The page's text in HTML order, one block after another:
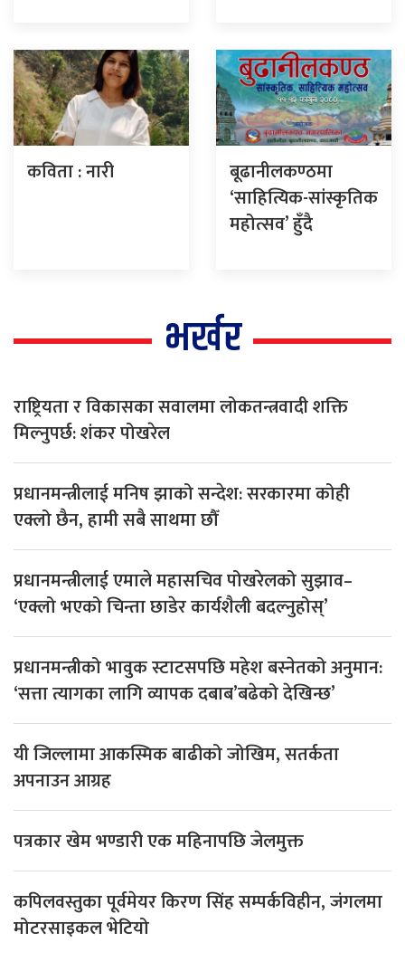
कविता : नारी
बूढानीलकण्ठमा
‘साहित्यिक-सांस्कृतिक
महोत्सव’ हुँदै
भर्खर
राष्ट्रियता र विकासका सवालमा लोकतन्त्रवादी शक्ति
मिल्नुपर्छ: शंकर पोखरेल
प्रधानमन्त्रीलाई मनिष झाको सन्देश: सरकारमा कोही
एक्लो छैन, हामी सबै साथमा छौँ
प्रधानमन्त्रीलाई एमाले महासचिव पोखरेलको सुझाव–
‘एक्लो भएको चिन्ता छाडेर कार्यशैली बदल्नुहोस्’
प्रधानमन्त्रीको भावुक स्टाटसपछि महेश बस्नेतको अनुमान:
‘सत्ता त्यागका लागि व्यापक दबाब’बढेको देखिन्छ’
यी जिल्लामा आकस्मिक बाढीको जोखिम, सतर्कता
अपनाउन आग्रह
पत्रकार खेम भण्डारी एक महिनापछि जेलमुक्त
कपिलवस्तुका पूर्वमेयर किरण सिंह सम्पर्कविहीन, जंगलमा
मोटरसाइकल भेटियो